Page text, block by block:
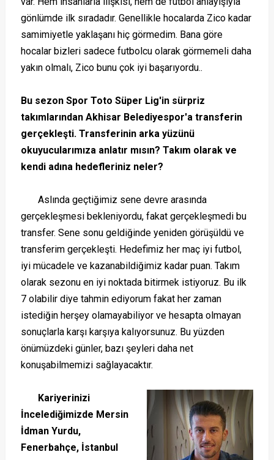
gönlümde ilk sıradadır. Genellikle hocalarda Zico kadar
samimiyetle yaklaşanı hiç görmedim. Bana göre
hocalar bizleri sadece futbolcu olarak görmemeli daha
yakın olmalı, Zico bunu çok iyi başarıyordu..
Bu sezon Spor Toto Süper Lig'in sürpriz
takımlarından Akhisar Belediyespor'a transferin
gerçekleşti. Transferinin arka yüzünü
okuyucularımıza anlatır mısın? Takım olarak ve
kendi adına hedefleriniz neler?
Aslında geçtiğimiz sene devre arasında
gerçekleşmesi bekleniyordu, fakat gerçekleşmedi bu
transfer. Sene sonu geldiğinde yeniden görüşüldü ve
transferim gerçekleşti. Hedefimiz her maç iyi futbol,
iyi mücadele ve kazanabildiğimiz kadar puan. Takım
olarak sezonu en iyi noktada bitirmek istiyoruz. Bu ilk
7 olabilir diye tahmin ediyorum fakat her zaman
istediğin herşey olamayabiliyor ve hesapta olmayan
sonuçlarla karşı karşıya kalıyorsunuz. Bu yüzden
önümüzdeki günler, bazı şeyleri daha net
konuşabilmemizi sağlayacaktır.
Kariyerinizi
İncelediğimizde Mersin
İdman Yurdu,
Fenerbahçe, İstanbul